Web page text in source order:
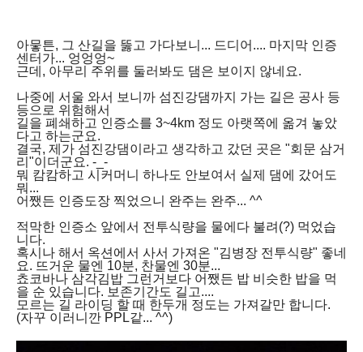
아뭏튼, 그 산길을 뚫고 가다보니... 드디어.... 마지막 인증
센터가... 엉엉엉~
근데, 아무리 주위를 둘러봐도 댐은 보이지 않네요.
나중에 서울 와서 보니까 섬진강댐까지 가는 길은 공사 등
등으로 위험해서
길을 폐쇄하고 인증소를 3~4km 정도 아랫쪽에 옮겨 놓았
다고 하는군요.
결국, 제가 섬진강댐이라고 생각하고 갔던 곳은 "회문 삼거
리"이더군요. -_-
뭐 캄캄하고 시커머니 하나도 안보여서 실제 댐에 갔어도
뭐...
어쨌든 인증도장 찍었으니 완주는 완주... ^^
적막한 인증소 앞에서 전투식량을 물에다 불려(?) 먹었습
니다.
혹시나 해서 옥션에서 사서 가져온 "김병장 전투식량" 좋네
요. 뜨거운 물엔 10분, 찬물엔 30분...
쵸코바나 삼각김밥 그런거보다 어쨌든 밥 비슷한 밥을 먹
을 순 있습니다. 보존기간도 길고....
모르는 길 라이딩 할 때 한두개 정도는 가져갈만 합니다.
(자꾸 이러니깐 PPL같... ^^)